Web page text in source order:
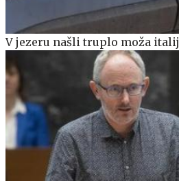
V jezeru našli truplo moža